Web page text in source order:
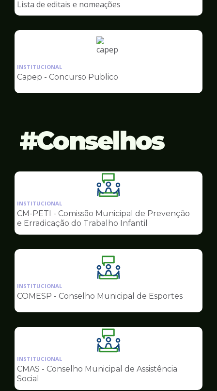
Capep
Lista de editais e nomeações
Ilustração
pagina
Capep
INSTITUCIONAL
Capep - Concurso Publico
Conselhos
Ilustração
da
pagina
de
Conselhos
INSTITUCIONAL
CM-PETI - Comissão Municipal de Prevenção
e Erradicação do Trabalho Infantil
Ilustração
da
pagina
Conselhos
INSTITUCIONAL
COMESP - Conselho Municipal de Esportes
Ilustração
da
pagina
Conselhos
INSTITUCIONAL
CMAS - Conselho Municipal de Assistência
Social